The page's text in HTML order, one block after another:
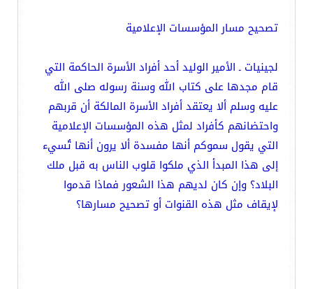
تصحيح مسار المؤسسات الإعلامية
لجينيات ـ الأمير الوليد أحد أفراد الأسرة الحاكمة التي
قام مجدها على كتاب الله وسنة رسوله صلى الله
عليه وسلم ألا يعتقد أفراد الأسرة المالكة أن قربهم
واحتضانهم كأفراد لمثل هذه المؤسسات الإعلامية
التي يقول سموكم أنها مفسدة ألا يرون أنها تُسيء
إلى هذا المبدأ الذي ملكوا قلوب الناس به قبل ملك
البلاد؟ وإن كان لديهم هذا الشعور فماذا قدموا
لإيقاف مثل هذه القنوات أو تصحيح مسارها؟